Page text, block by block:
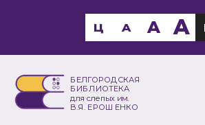
БЕЛГОРОДСКАЯ
БИБЛИОТЕКА
для слепых им.
В.Я. ЕРОШЕНКО
Ц A A A